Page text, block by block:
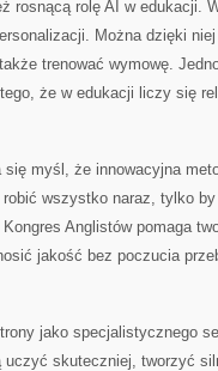
rosnącą rolę AI w edukacji.
Można dzięki
trenować wymowę.
że w edukacji liczy się
się myśl, że innowacyjna
wszystko naraz, tylko by
Anglistów pomaga
jakość bez poczucia
jako specjalistycznego
skuteczniej, tworzyć